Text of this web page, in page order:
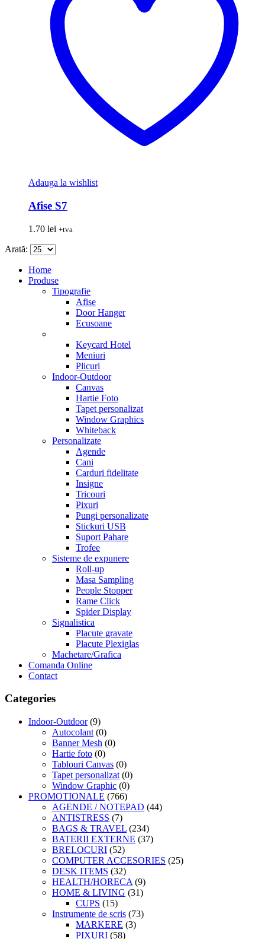
Adauga la wishlist
Afise S7
1.70 lei +tva
Arată:
Home
Produse
Tipografie
Afise
Door Hanger
Ecusoane
Keycard Hotel
Meniuri
Plicuri
Indoor-Outdoor
Canvas
Hartie Foto
Tapet personalizat
Window Graphics
Whiteback
Personalizate
Agende
Cani
Carduri fidelitate
Insigne
Tricouri
Pixuri
Pungi personalizate
Stickuri USB
Suport Pahare
Trofee
Sisteme de expunere
Roll-up
Masa Sampling
People Stopper
Rame Click
Spider Display
Signalistica
Placute gravate
Placute Plexiglas
Machetare/Grafica
Comanda Online
Contact
Categories
Indoor-Outdoor (9)
Autocolant (0)
Banner Mesh (0)
Hartie foto (0)
Tablouri Canvas (0)
Tapet personalizat (0)
Window Graphic (0)
PROMOTIONALE (766)
AGENDE / NOTEPAD (44)
ANTISTRESS (7)
BAGS & TRAVEL (234)
BATERII EXTERNE (37)
BRELOCURI (52)
COMPUTER ACCESORIES (25)
DESK ITEMS (32)
HEALTH/HORECA (9)
HOME & LIVING (31)
CUPS (15)
Instrumente de scris (73)
MARKERE (3)
PIXURI (58)